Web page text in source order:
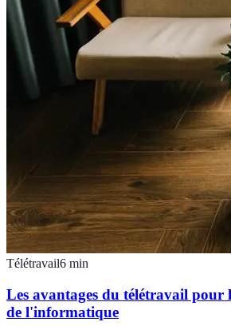
Télétravail6 min
Les avantages du télétravail pour
de l'informatique